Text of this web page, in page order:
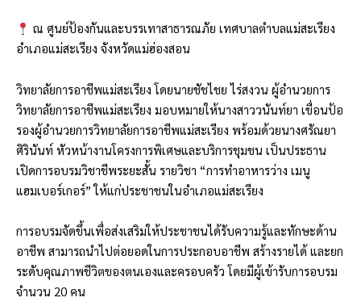
ณ ศูนย์ป้องกันและบรรเทาสาธารณภัย เทศบาลตำบลแม่สะเรียง
อำเภอแม่สะเรียง จังหวัดแม่ฮ่องสอน
วิทยาลัยการอาชีพแม่สะเรียง โดยนายชัชไชย ไร่สงวน ผู้อำนวยการ
วิทยาลัยการอาชีพแม่สะเรียง มอบหมายให้นางสาววนันท์ยา เขื่อนป้อ
รองผู้อำนวยการวิทยาลัยการอาชีพแม่สะเรียง พร้อมด้วยนางศรัณยา
ศิรินันท์ หัวหน้างานโครงการพิเศษและบริการชุมชน เป็นประธาน
เปิดการอบรมวิชาชีพระยะสั้น รายวิชา “การทำอาหารว่าง เมนู
แฮมเบอร์เกอร์” ให้แก่ประชาชนในอำเภอแม่สะเรียง
การอบรมจัดขึ้นเพื่อส่งเสริมให้ประชาชนได้รับความรู้และทักษะด้าน
อาชีพ สามารถนำไปต่อยอดในการประกอบอาชีพ สร้างรายได้ และยก
ระดับคุณภาพชีวิตของตนเองและครอบครัว โดยมีผู้เข้ารับการอบรม
จำนวน 20 คน